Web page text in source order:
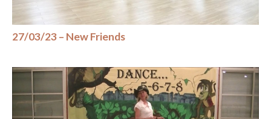
27/03/23 – New Friends